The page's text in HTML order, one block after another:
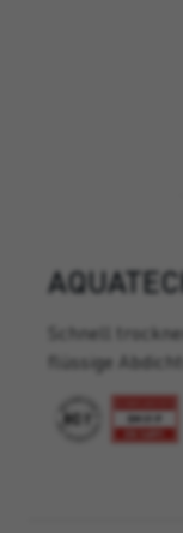
Schnell
flüssige